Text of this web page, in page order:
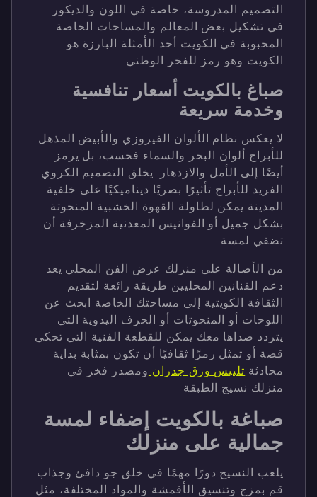
التصميم المدروسة، خاصة في اللون والديكور
في تشكيل بعض المعالم والمساحات الخاصة
المحبوبة في الكويت أحد الأمثلة البارزة هو
الكويت وهو رمز للفخر الوطني
صباغ بالكويت أسعار تنافسية
وخدمة سريعة
لا يعكس نظام الألوان الفيروزي والأبيض المذهل
للأبراج ألوان البحر والسماء فحسب، بل يرمز
أيضًا إلى الأمل والازدهار. يخلق التصميم الكروي
الفريد للأبراج تأثيرًا بصريًا ديناميكيًا على خلفية
المدينة يمكن لطاولة القهوة الخشبية المنحوتة
بشكل جميل أو الفوانيس المعدنية المزخرفة أن
تضفي لمسة
من الأصالة على منزلك عرض الفن المحلي يعد
دعم الفنانين المحليين طريقة رائعة لتقديم
الثقافة الكويتية إلى مساحتك الخاصة ابحث عن
اللوحات أو المنحوتات أو الحرف اليدوية التي
يتردد صداها معك يمكن للقطعة الفنية التي تحكي
قصة أو تمثل رمزًا ثقافيًا أن تكون بمثابة بداية
محادثةتلبيس ورق جدرانومصدر فخر في
منزلك نسيج الطبقة
صباغة بالكويت إضفاء لمسة
جمالية على منزلك
يلعب النسيج دورًا مهمًا في خلق جو دافئ وجذاب.
قم بمزج وتنسيق الأقمشة والمواد المختلفة، مثل